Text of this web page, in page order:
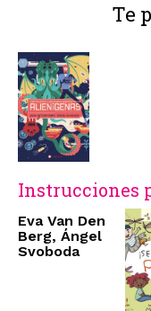
Te
Instrucciones
Eva Van Den
Berg, Ángel
Svoboda